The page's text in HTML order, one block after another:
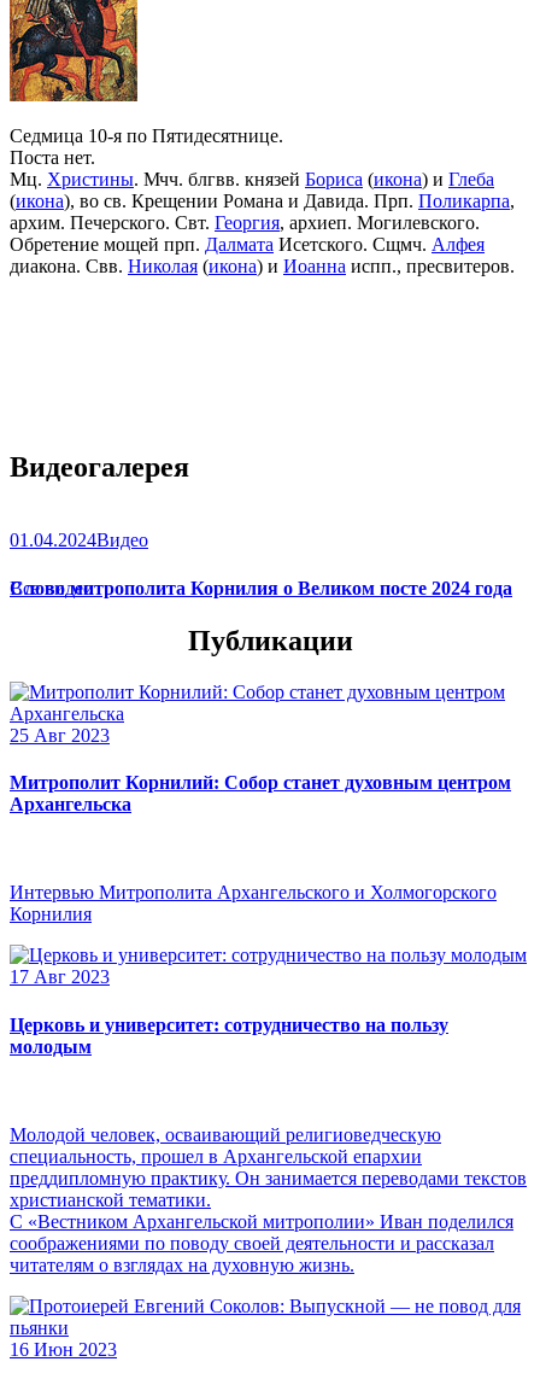
Седмица 10-я по Пятидесятнице.
Поста нет.
Мц. Христины. Мчч. блгвв. князей Бориса (икона) и Глеба
(икона), во св. Крещении Романа и Давида. Прп. Поликарпа,
архим. Печерского. Свт. Георгия, архиеп. Могилевского.
Обретение мощей прп. Далмата Исетского. Сщмч. Алфея
диакона. Свв. Николая (икона) и Иоанна испп., пресвитеров.
Видеогалерея
01.04.2024Видео
Слово митрополита Корнилия о Великом посте 2024 года
Все видео
Публикации
25 Авг 2023
Митрополит Корнилий: Собор станет духовным центром
Архангельска
Интервью Митрополита Архангельского и Холмогорского
Корнилия
17 Авг 2023
Церковь и университет: сотрудничество на пользу
молодым
Молодой человек, осваивающий религиоведческую
специальность, прошел в Архангельской епархии
преддипломную практику. Он занимается переводами текстов
христианской тематики.
С «Вестником Архангельской митрополии» Иван поделился
соображениями по поводу своей деятельности и рассказал
читателям о взглядах на духовную жизнь.
16 Июн 2023